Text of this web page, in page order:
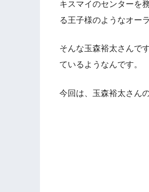
キスマイのセンターを
る王子様のようなオー
そんな玉森裕太さんで
ているようなんです。
今回は、玉森裕太さん